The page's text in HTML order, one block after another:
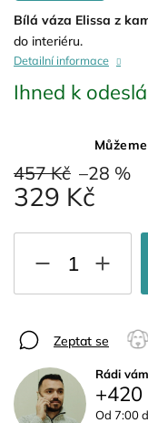
457 Kč –28 %
329 Kč
Ihned k
Bílá váza Elissa z
do interiéru.
Detailní informace
Zeptat se
Rádi
Od 7:00